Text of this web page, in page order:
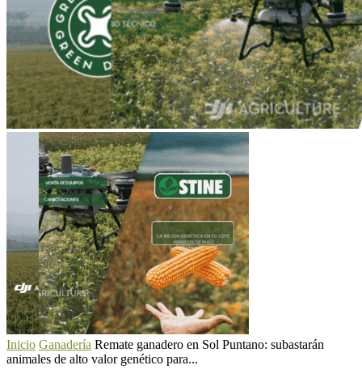
Inicio Ganadería Remate ganadero en Sol Puntano: subastarán
animales de alto valor genético para...